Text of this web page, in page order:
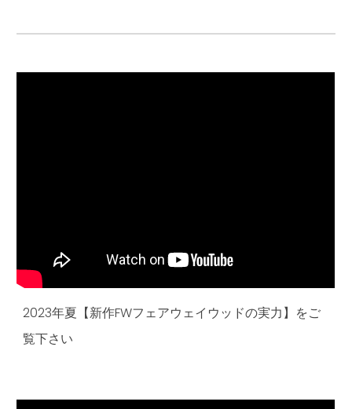
2023年夏【新作FWフェアウェイウッドの実力】をご
覧下さい